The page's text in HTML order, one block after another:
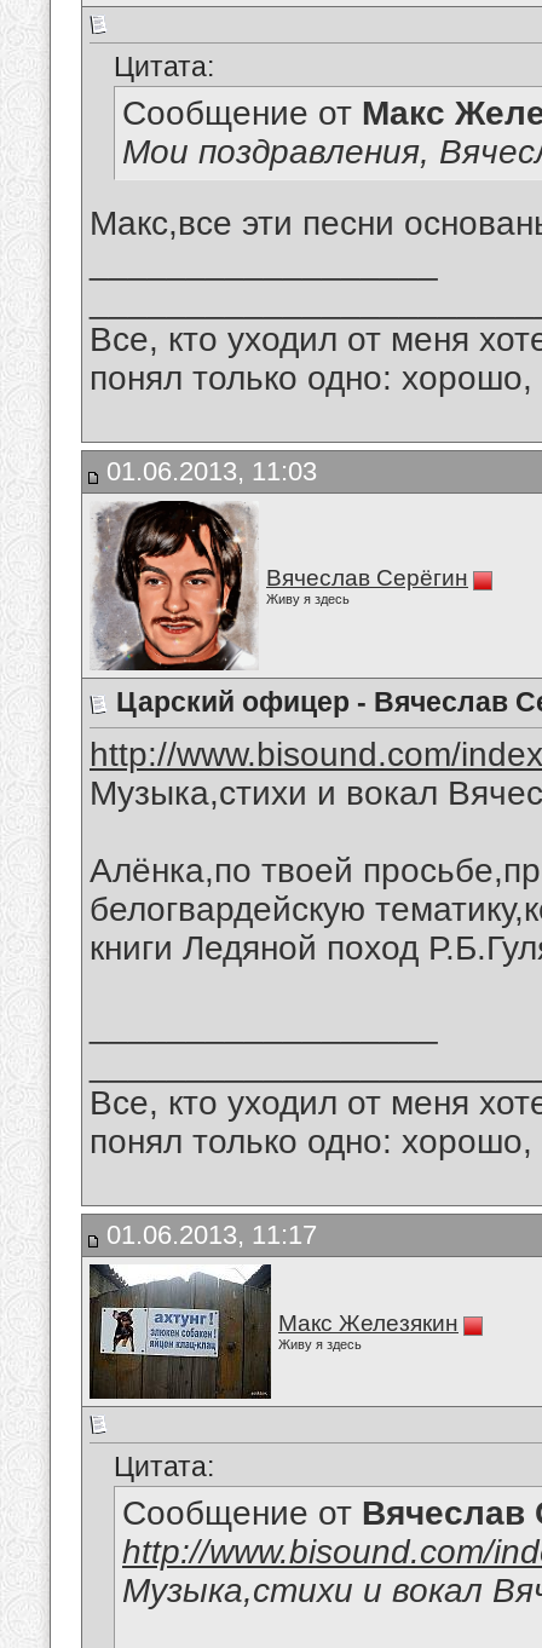
Цитата:
Сообщение от Макс
Мои поздравления,
Макс,все эти песни
Все, кто уходил от меня
понял только одно:
01.06.2013, 11:03
Вячеслав Серёгин
Живу я здесь
Царский офицер - Вячеслав
http://www.bisound.com/
Музыка,стихи и вокал
Алёнка,по твоей
белогвардейскую
книги Ледяной поход
Все, кто уходил от меня
понял только одно:
01.06.2013, 11:17
Макс Железякин
Живу я здесь
Цитата:
Сообщение от Вячеслав
http://www.bisound.com/
Музыка,стихи и вокал